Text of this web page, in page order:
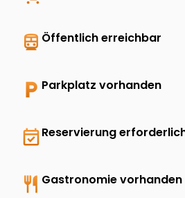
directions_transit Öffentlich erreichbar
local_parking Parkplatz vorhanden
event_availableReservierung
restaurant Gastronomie vorhanden